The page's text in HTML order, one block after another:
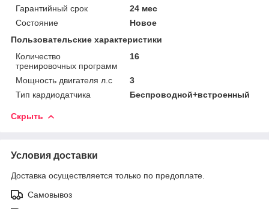
Гарантийный срок
24 мес
Состояние
Новое
Пользовательские характеристики
Количество
тренировочных программ
16
Мощность двигателя л.с
3
Тип кардиодатчика
Беспроводной+встроенный
Скрыть
Условия доставки
Доставка осуществляется только по предоплате.
Самовывоз